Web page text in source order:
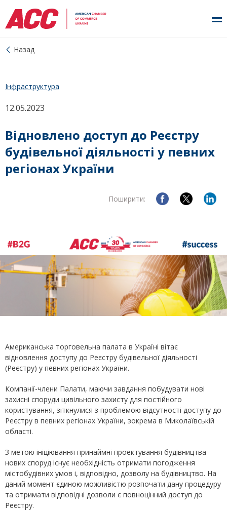
Назад
12.05.2023
Інфраструктура
Відновлено доступ до Реєстру
будівельної діяльності у певних
регіонах України
Поширити:
Американська торговельна палата в Україні вітає
відновлення доступу до Реєстру будівельної діяльності
(Реєстру) у певних регіонах України.
Компанії-члени Палати, маючи завдання побудувати нові
захисні споруди цивільного захисту для постійного
користування, зіткнулися з проблемою відсутності доступу до
Реєстру в певних регіонах України, зокрема в Миколаївській
області.
З метою ініціювання принаймні проектування будівництва
нових споруд існує необхідність отримати погодження
містобудівних умов і, відповідно, дозволу на будівництво. На
даний момент єдиною можливістю розпочати дану процедуру
та отримати відповідні дозволи є повноцінний доступ до
Реєстру.